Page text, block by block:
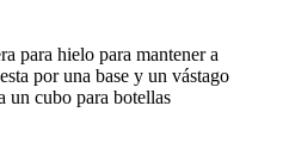
para hielo para mantener a
por una base y un vástago
un cubo para botellas